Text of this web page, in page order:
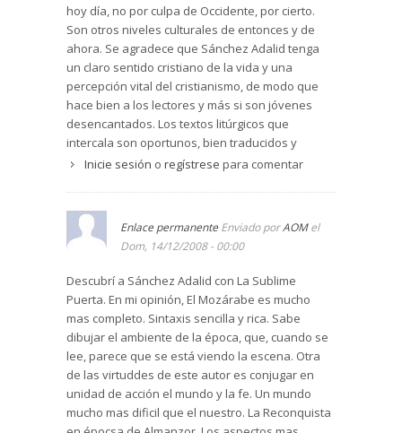
hoy día, no por culpa de Occidente, por cierto.
Son otros niveles culturales de entonces y de
ahora. Se agradece que Sánchez Adalid tenga
un claro sentido cristiano de la vida y una
percepción vital del cristianismo, de modo que
hace bien a los lectores y más si son jóvenes
desencantados. Los textos litúrgicos que
intercala son oportunos, bien traducidos y
reciamente piadosos. Todo un éxito.
Inicie sesión o regístrese para comentar
Enlace permanente Enviado porAOMel
Dom, 14/12/2008 - 00:00
Descubrí a Sánchez Adalid con La Sublime
Puerta. En mi opinión, El Mozárabe es mucho
mas completo. Sintaxis sencilla y rica. Sabe
dibujar el ambiente de la época, que, cuando se
lee, parece que se está viendo la escena. Otra
de las virtuddes de este autor es conjugar en
unidad de acción el mundo y la fe. Un mundo
mucho mas dificil que el nuestro. La Reconquista